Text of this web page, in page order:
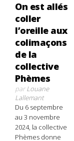
On est allés
coller
l’oreille aux
colimaçons
de la
collective
Phèmes
parLouane
Lallemant
Du 6 septembre
au 3 novembre
2024, la collective
Phèmes donne